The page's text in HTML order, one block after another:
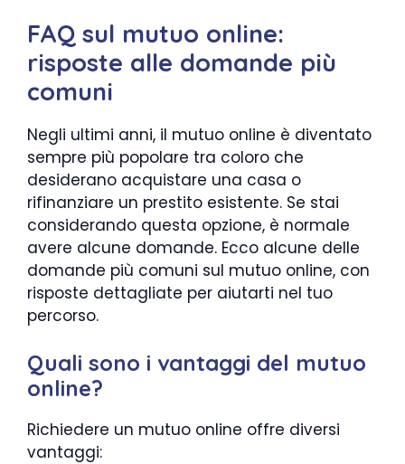
FAQ sul mutuo online:
risposte alle domande più
comuni
Negli ultimi anni, il mutuo online è diventato
sempre più popolare tra coloro che
desiderano acquistare una casa o
rifinanziare un prestito esistente. Se stai
considerando questa opzione, è normale
avere alcune domande. Ecco alcune delle
domande più comuni sul mutuo online, con
risposte dettagliate per aiutarti nel tuo
percorso.
Quali sono i vantaggi del mutuo
online?
Richiedere un mutuo online offre diversi
vantaggi: